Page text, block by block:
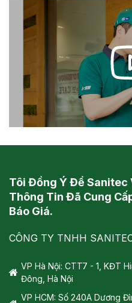
Tôi Đồng Ý Để Sanitec
Thông Tin Đã Cung
Báo Giá.
CÔNG TY TNHH
VP Hà Nội: CTT7 - 1, KĐT
Đông, Hà Nội
VP HCM: Số 240A Dương